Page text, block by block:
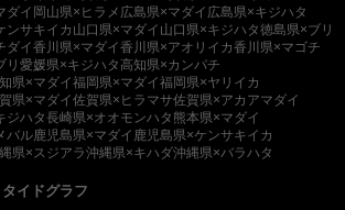
ダイ 岡山県×ヒラメ 広島県×マダイ 広島県×キジハタ
ンサキイカ 山口県×マダイ 山口県×キジハタ徳島県×ブリ
ダイ香川県×マダイ香川県×アオリイカ香川県×マゴチ
リ 愛媛県×キジハタ高知県×カンパチ
県×マダイ福岡県×マダイ福岡県×ヤリイカ
県×マダイ佐賀県×ヒラマサ佐賀県×アカアマダイ
ジハタ長崎県×オオモンハタ 熊本県×マダイ
バル鹿児島県×マダイ 鹿児島県×ケンサキイカ
県×スジアラ沖縄県×キハダ沖縄県×バラハタ
イドグラフ